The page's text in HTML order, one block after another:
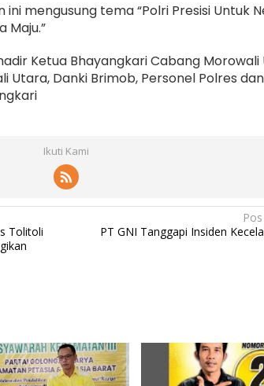
mengusung tema “Polri Presisi Untuk
Maju.”
Ketua Bhayangkari Cabang Morowali
Utara, Danki Brimob, Personel Polres
Ikuti Kami
Tolitoli
PT GNI Tanggapi Insiden